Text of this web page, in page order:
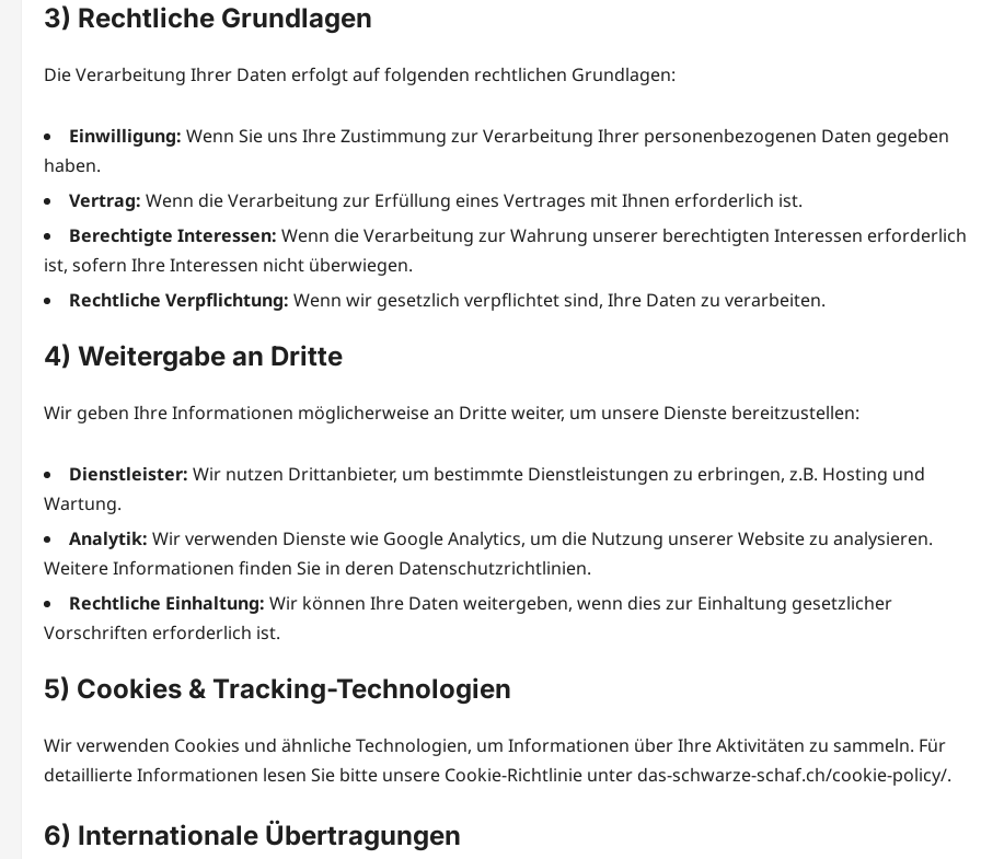
3) Rechtliche Grundlagen
Die Verarbeitung Ihrer Daten erfolgt auf folgenden rechtlichen Grundlagen:
Einwilligung: Wenn Sie uns Ihre Zustimmung zur Verarbeitung Ihrer personenbezogenen Daten gegeben
haben.
Vertrag: Wenn die Verarbeitung zur Erfüllung eines Vertrages mit Ihnen erforderlich ist.
Berechtigte Interessen: Wenn die Verarbeitung zur Wahrung unserer berechtigten Interessen erforderlich
ist, sofern Ihre Interessen nicht überwiegen.
Rechtliche Verpflichtung: Wenn wir gesetzlich verpflichtet sind, Ihre Daten zu verarbeiten.
4) Weitergabe an Dritte
Wir geben Ihre Informationen möglicherweise an Dritte weiter, um unsere Dienste bereitzustellen:
Dienstleister: Wir nutzen Drittanbieter, um bestimmte Dienstleistungen zu erbringen, z.B. Hosting und
Wartung.
Analytik: Wir verwenden Dienste wie Google Analytics, um die Nutzung unserer Website zu analysieren.
Weitere Informationen finden Sie in deren Datenschutzrichtlinien.
Rechtliche Einhaltung: Wir können Ihre Daten weitergeben, wenn dies zur Einhaltung gesetzlicher
Vorschriften erforderlich ist.
5) Cookies & Tracking-Technologien
Wir verwenden Cookies und ähnliche Technologien, um Informationen über Ihre Aktivitäten zu sammeln. Für
detaillierte Informationen lesen Sie bitte unsere Cookie-Richtlinie unter das-schwarze-schaf.ch/cookie-policy/.
6) Internationale Übertragungen